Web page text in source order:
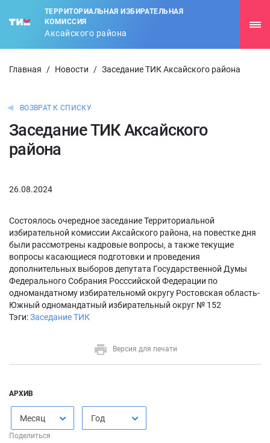
ТЕРРИТОРИАЛЬНАЯ ИЗБИРАТЕЛЬНАЯ
КОМИССИЯ
Аксайского района
Главная / Новости / Заседание ТИК Аксайского района
ВОЗВРАТ К СПИСКУ
Заседание ТИК Аксайского
района
26.08.2024
Состоялось очередное заседание Территориальной
избирательной комиссии Аксайского района, на повестке дня
были рассмотрены кадровые вопросы, а также текущие
вопросы касающиеся подготовки и проведения
дополнительных выборов депутата Государственной Думы
Федерального Собрания Росссийской Федерации по
одномандатному избирательномй округу Ростовская область-
Южный одномандатный избирательный округ № 152
Тэги:Заседание ТИК
Версия для печати
АРХИВ
Месяц Год
Поделиться